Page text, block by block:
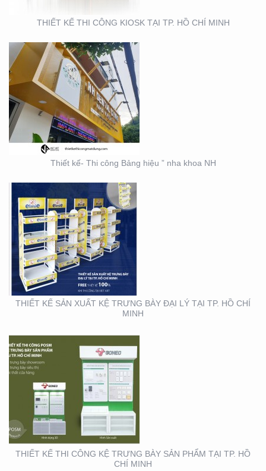
THIẾT KẾ THI CÔNG KIOSK TẠI TP. HỒ CHÍ MINH
Thiết kế- Thi công Bảng hiệu ” nha khoa NH
THIẾT KẾ SẢN XUẤT KỆ
TRƯNG BÀY ĐẠI LÝ TẠI
TP. HỒ CHÍ MINH
THIẾT KẾ SẢN XUẤT KỆ TRƯNG BÀY ĐẠI LÝ TẠI TP. HỒ CHÍ
MINH
THIẾT KẾ THI CÔNG KỆ
TRƯNG BÀY SẢN PHẨM
TẠI TP. HỒ CHÍ MINH
THIẾT KẾ THI CÔNG KỆ TRƯNG BÀY SẢN PHẨM TẠI TP. HỒ
CHÍ MINH
THIẾT KẾ SẢN XUẤT
BOOTH SAMPLING TẠI
TP. HỒ CHÍ MINH